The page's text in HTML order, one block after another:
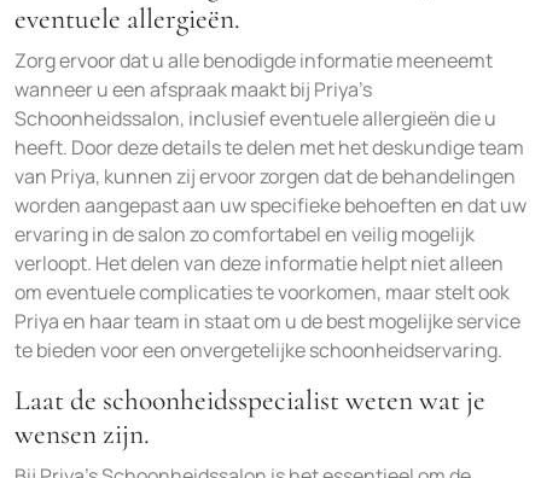
eventuele allergieën.
Zorg ervoor dat u alle benodigde informatie meeneemt
wanneer u een afspraak maakt bij Priya’s
Schoonheidssalon, inclusief eventuele allergieën die u
heeft. Door deze details te delen met het deskundige team
van Priya, kunnen zij ervoor zorgen dat de behandelingen
worden aangepast aan uw specifieke behoeften en dat uw
ervaring in de salon zo comfortabel en veilig mogelijk
verloopt. Het delen van deze informatie helpt niet alleen
om eventuele complicaties te voorkomen, maar stelt ook
Priya en haar team in staat om u de best mogelijke service
te bieden voor een onvergetelijke schoonheidservaring.
Laat de schoonheidsspecialist weten wat je
wensen zijn.